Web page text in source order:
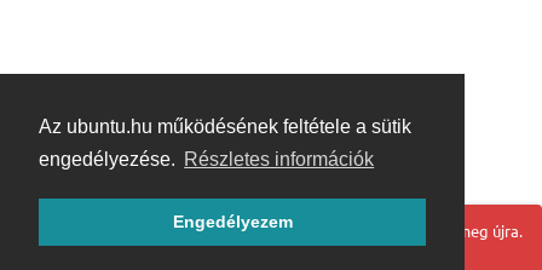
Az ubuntu.hu működésének feltétele a sütik
engedélyezése. Részletes információk
Engedélyezem
Hoppá! Valami hiba történt. Frissítse az oldalt és próbálja meg újra.